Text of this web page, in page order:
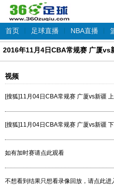
首页 足球直播 NBA直播
2016年11月4日CBA常规赛 广厦vs
视频
[搜狐]11月04日CBA常规赛 广厦vs新疆
[搜狐]11月04日CBA常规赛 广厦vs新疆
如有加时赛请点此观看
不想看到结果只想看录像回放，请点此进